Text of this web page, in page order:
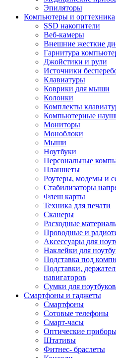
Эпиляторы
Компьютеры и оргтехника
SSD накопители
Веб-камеры
Внешние жесткие
Гарнитура
Джойстики и рули
Источники
Клавиатуры
Коврики для мыши
Колонки
Комплекты
Компьютерные
Мониторы
Моноблоки
Мыши
Ноутбуки
Персональные
Планшеты
Роутеры, модемы и
Стабилизаторы
Флеш карты
Техника для печати
Сканеры
Расходные
Проводные и
Аксессуары для
Наклейки для
Подставка под
Подставки,
навигаторов
Сумки для ноутбуков
Смартфоны и гаджеты
Смартфоны
Сотовые телефоны
Смарт-часы
Оптические
Штативы
Фитнес- браслеты